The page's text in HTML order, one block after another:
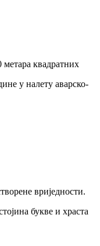
квадратних
у налету аварско-
вриједности.
букве и храста